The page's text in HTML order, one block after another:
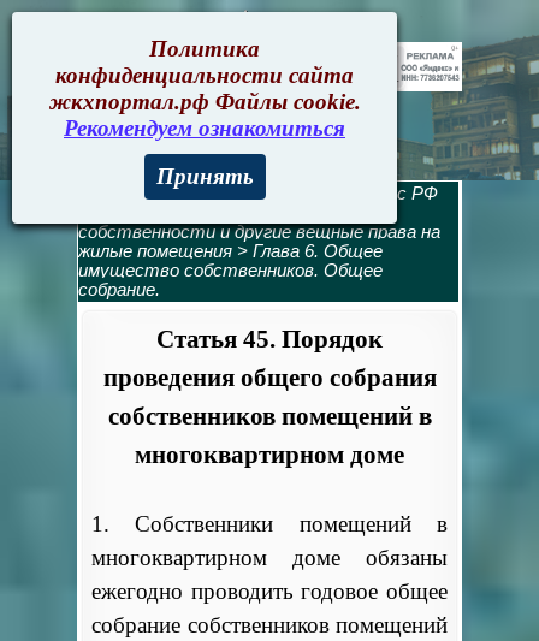
жкхпортал.рф
Жилищный кодекс
Жилищный кодекс РФ
собственности и другие вещные права на
жилые помещения > Глава 6. Общее
имущество собственников. Общее
собрание.
Статья 45. Порядок
проведения общего собрания
собственников помещений в
многоквартирном доме
1. Собственники помещений в
многоквартирном доме обязаны
ежегодно проводить годовое общее
собрание собственников помещений
Политика
конфиденциальности сайта
жкхпортал.рф Файлы cookie.
Рекомендуем ознакомиться
Принять